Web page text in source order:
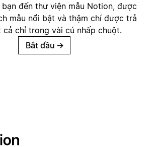
bạn đến thư viện mẫu Notion, được
mẫu nổi bật và thậm chí được trả
cả chỉ trong vài cú nhấp chuột.
Bắt đầu →